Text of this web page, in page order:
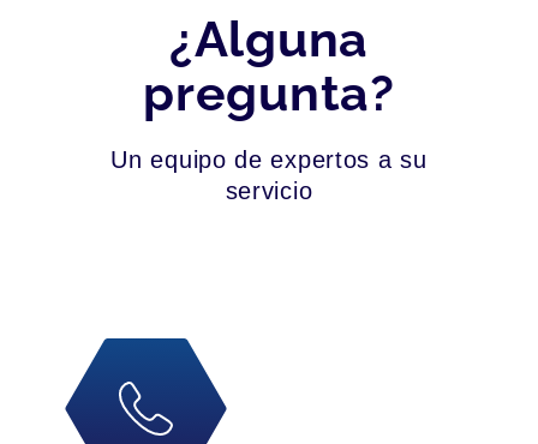
¿Alguna
pregunta?
Un equipo de expertos a su
servicio